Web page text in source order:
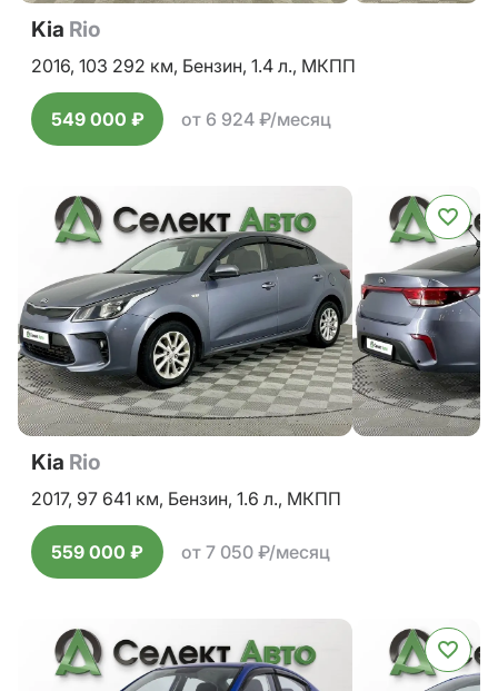
Kia Rio
2016, 103 292 км, Бензин, 1.4 л., МКПП
549 000 ₽ от 6 924 ₽/месяц
Kia Rio
2017, 97 641 км, Бензин, 1.6 л., МКПП
559 000 ₽ от 7 050 ₽/месяц